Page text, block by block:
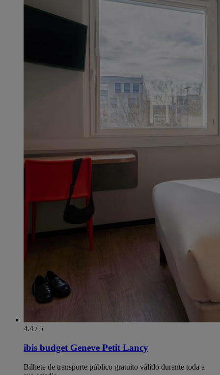
4.4 / 5
ibis budget Geneve Petit Lancy
Bilhete de transporte público gratuito válido durante toda a